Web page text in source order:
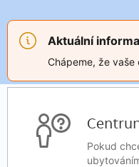
Aktuální
Chápeme, že
Pokud